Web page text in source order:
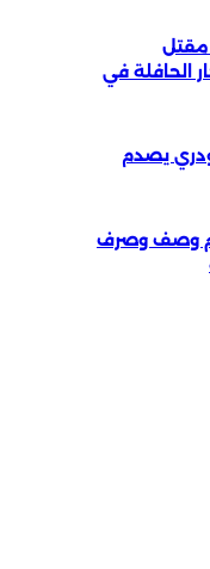
مقتل
انفجار الحافلة في
يصدم
وصف وصرف